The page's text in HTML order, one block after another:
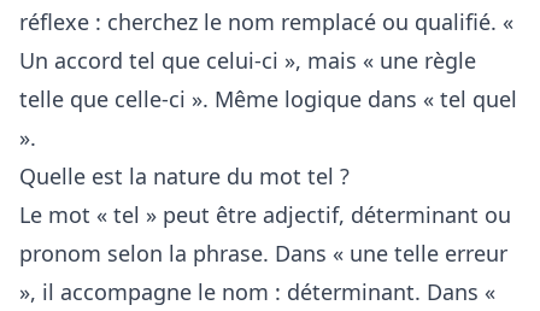
réflexe : cherchez le nom remplacé ou qualifié. «
Un accord tel que celui-ci », mais « une règle
telle que celle-ci ». Même logique dans « tel quel
».
Quelle est la nature du mot tel ?
Le mot « tel » peut être adjectif, déterminant ou
pronom selon la phrase. Dans « une telle erreur
», il accompagne le nom : déterminant. Dans «